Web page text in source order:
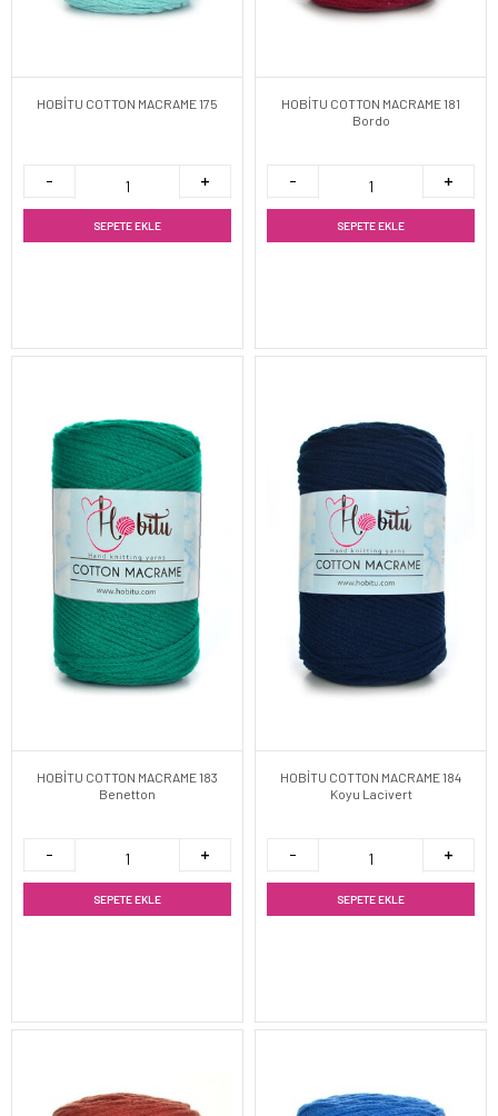
HOBİTU COTTON MACRAME 175
SEPETE EKLE
HOBİTU COTTON MACRAME 181
Bordo
SEPETE EKLE
HOBİTU COTTON MACRAME 183
Benetton
SEPETE EKLE
HOBİTU COTTON MACRAME 184
Koyu Lacivert
SEPETE EKLE